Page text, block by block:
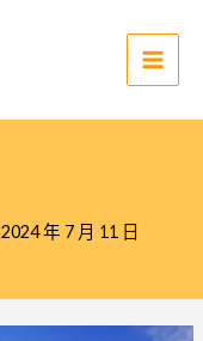
Main
2024 年 7 月 11 日